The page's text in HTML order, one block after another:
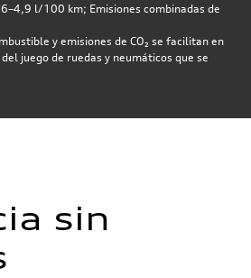
l/100 km; Emisiones combinadas de
y emisiones de CO₂ se facilitan en
juego de ruedas y neumáticos que se
sin